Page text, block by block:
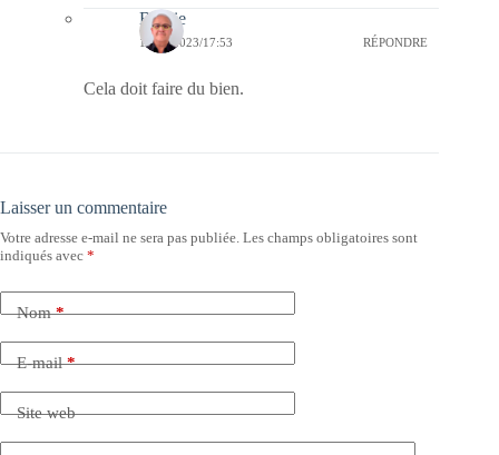
Bernie
13/07/2023/17:53 RÉPONDRE
Cela doit faire du bien.
Laisser un commentaire
Votre adresse e-mail ne sera pas publiée. Les champs obligatoires sont
indiqués avec *
Nom*
E-mail*
Site web